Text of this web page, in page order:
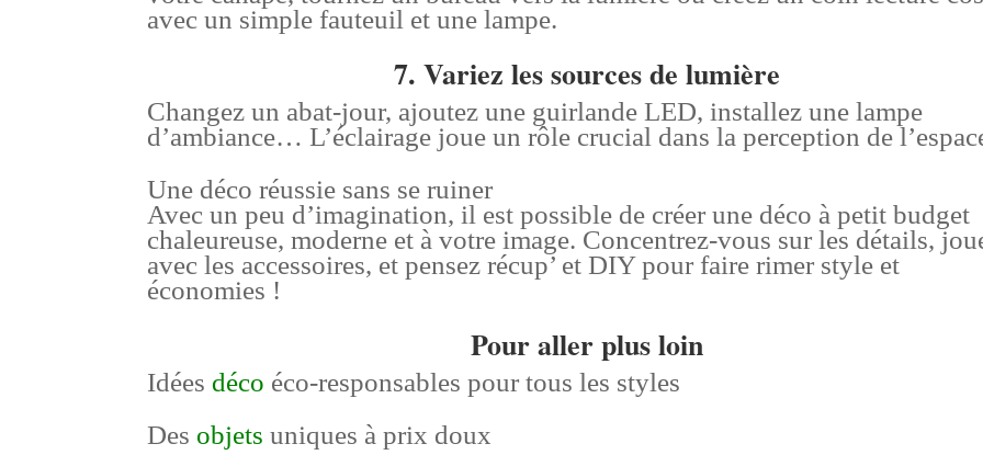
avec un simple fauteuil et une lampe.
7. Variez les sources de lumière
Changez un abat-jour, ajoutez une guirlande LED, installez une lampe
d’ambiance… L’éclairage joue un rôle crucial dans la perception de
Une déco réussie sans se ruiner
Avec un peu d’imagination, il est possible de créer une déco à petit budget
chaleureuse, moderne et à votre image. Concentrez-vous sur les détails,
avec les accessoires, et pensez récup’ et DIY pour faire rimer style et
économies !
Pour aller plus loin
Idées déco éco-responsables pour tous les styles
Des objets uniques à prix doux